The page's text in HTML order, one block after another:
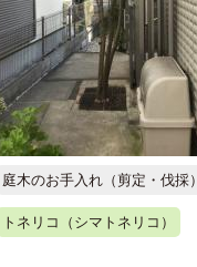
庭木のお手入れ（剪定・伐採）
トネリコ（シマトネリコ）